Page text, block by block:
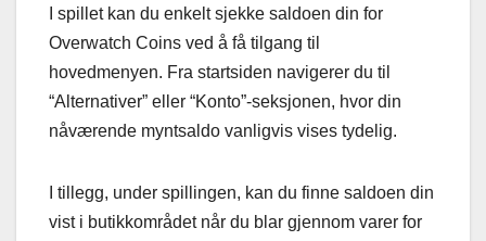
I spillet kan du enkelt sjekke saldoen din for
Overwatch Coins ved å få tilgang til
hovedmenyen. Fra startsiden navigerer du til
“Alternativer” eller “Konto”-seksjonen, hvor din
nåværende myntsaldo vanligvis vises tydelig.
I tillegg, under spillingen, kan du finne saldoen din
vist i butikkområdet når du blar gjennom varer for